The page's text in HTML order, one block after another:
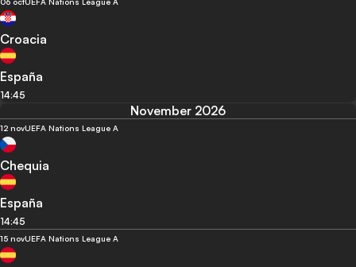
Croacia
España
14:45
November 2026
12 novUEFA Nations League A
Chequia
España
14:45
15 novUEFA Nations League A